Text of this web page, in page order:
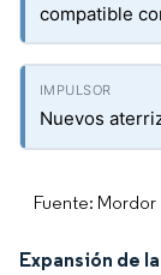
compatible
Nuevos
Fuente:
Expansión de